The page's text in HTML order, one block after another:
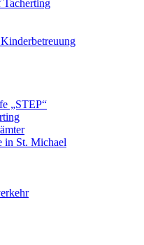
Tacherting
„STEP“
in St. Michael